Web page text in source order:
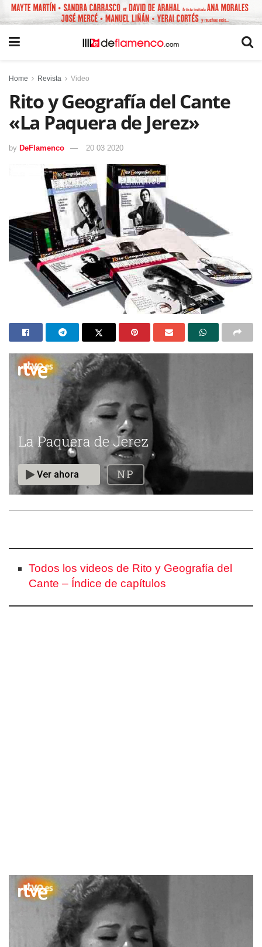
Home Revista Video
Rito y Geografía del Cante
«La Paquera de Jerez»
by DeFlamenco 20 03 2020
Todos los videos de Rito y Geografía del
Cante – Índice de capítulos